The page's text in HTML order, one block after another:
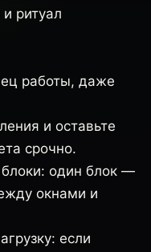
ритуал
работы, даже
и оставьте
срочно.
блоки: один блок —
окнами и
если